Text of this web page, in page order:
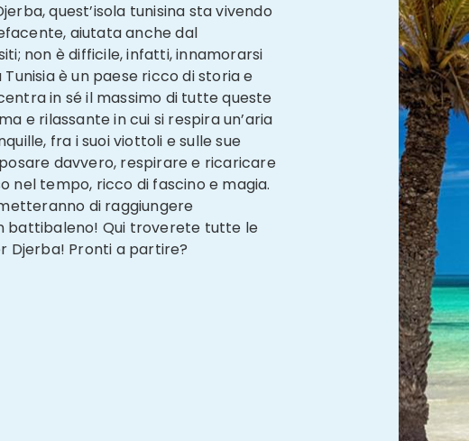
quest’isola tunisina sta vivendo
aiutata anche dal
non è difficile, infatti, innamorarsi
è un paese ricco di storia e
in sé il massimo di tutte queste
e rilassante in cui si respira un’aria
fra i suoi viottoli e sulle sue
davvero, respirare e ricaricare
nel tempo, ricco di fascino e magia.
di raggiungere
battibaleno! Qui troverete tutte le
Djerba! Pronti a partire?